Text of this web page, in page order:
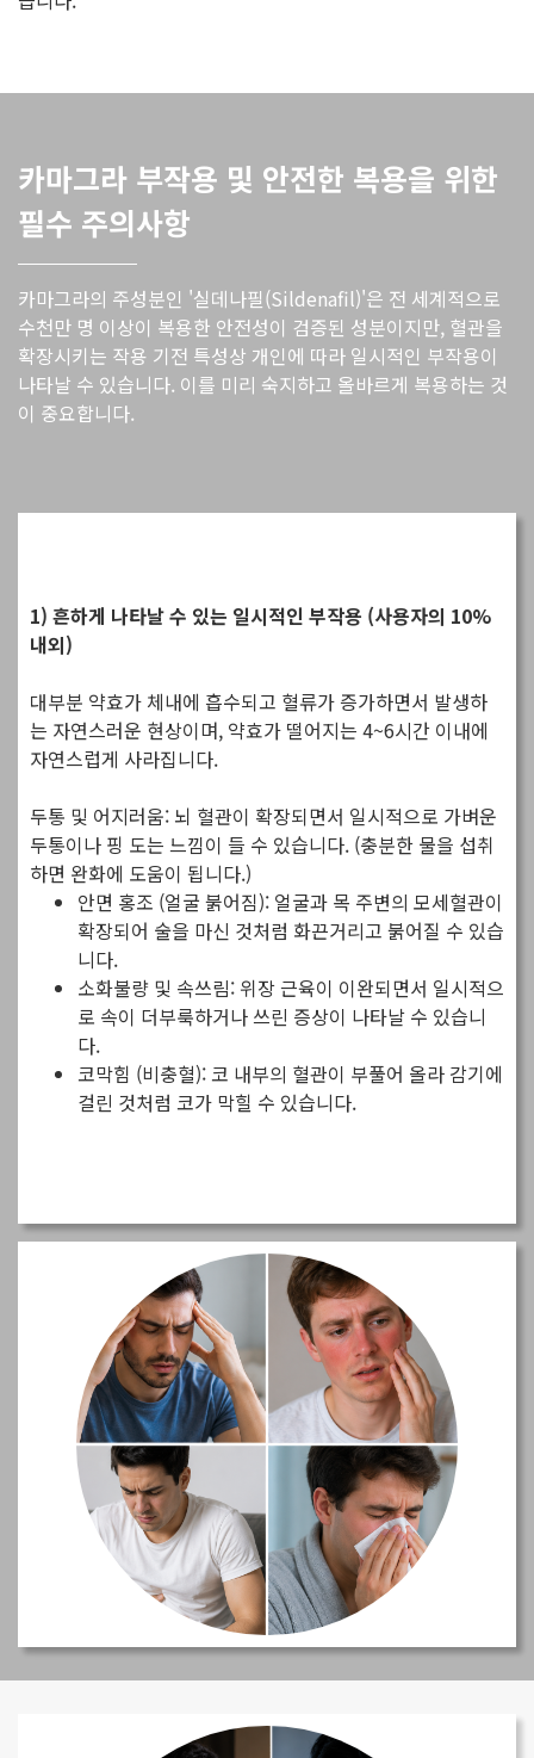
카마그라 부작용 및 안전한 복용을 위한
필수 주의사항
카마그라의 주성분인 '실데나필(Sildenafil)'은 전 세계적으로
수천만 명 이상이 복용한 안전성이 검증된 성분이지만, 혈관을
확장시키는 작용 기전 특성상 개인에 따라 일시적인 부작용이
나타날 수 있습니다. 이를 미리 숙지하고 올바르게 복용하는 것
이 중요합니다.
1) 흔하게 나타날 수 있는 일시적인 부작용 (사용자의 10%
내외)
대부분 약효가 체내에 흡수되고 혈류가 증가하면서 발생하
는 자연스러운 현상이며, 약효가 떨어지는 4~6시간 이내에
자연스럽게 사라집니다.
두통 및 어지러움: 뇌 혈관이 확장되면서 일시적으로 가벼운
두통이나 핑 도는 느낌이 들 수 있습니다. (충분한 물을 섭취
하면 완화에 도움이 됩니다.)
안면 홍조 (얼굴 붉어짐): 얼굴과 목 주변의 모세혈관이
확장되어 술을 마신 것처럼 화끈거리고 붉어질 수 있습
니다.
소화불량 및 속쓰림: 위장 근육이 이완되면서 일시적으
로 속이 더부룩하거나 쓰린 증상이 나타날 수 있습니
다.
코막힘 (비충혈): 코 내부의 혈관이 부풀어 올라 감기에
걸린 것처럼 코가 막힐 수 있습니다.